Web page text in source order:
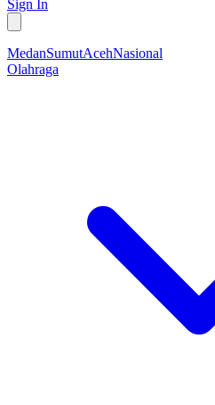
Sign In
MedanSumutAcehNasional
Olahraga